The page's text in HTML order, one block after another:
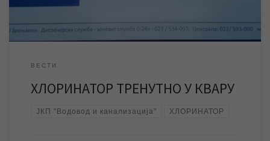
ВЕСТИ
ХЛОРИНАТОР ТРЕНУТНО У КВАРУ
ЈКП "Водовод и канализација" ХЛОРИНАТОР